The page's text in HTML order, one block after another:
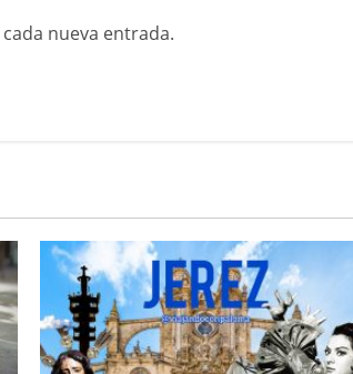
nueva entrada.